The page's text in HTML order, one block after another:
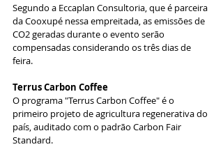
Segundo a Eccaplan Consultoria, que é parceira
da Cooxupé nessa empreitada, as emissões de
CO2 geradas durante o evento serão
compensadas considerando os três dias de
feira.
Terrus Carbon Coffee
O programa "Terrus Carbon Coffee" é o
primeiro projeto de agricultura regenerativa do
país, auditado com o padrão Carbon Fair
Standard.